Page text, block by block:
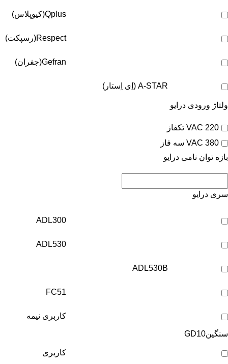
Qplus(کیوپلاس)
Respect(رسپکت)
Gefran(جفران)
A-STAR (اِی اِستار)
ولتاژ ورودی درایو
220 VAC تکفاز
380 VAC سه فاز
بازه توان نامی درایو
سری درایو
ADL300
ADL530
ADL530B
FC51
کاربری نیمه
سنگینGD10
کاربری